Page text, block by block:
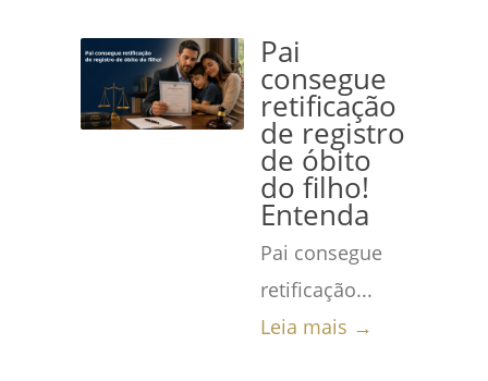
Pai
consegue
retificação
de registro
de óbito
do filho!
Entenda
Pai consegue
retificação...
Leia mais →